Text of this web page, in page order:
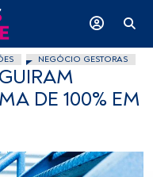
NEGÓCIO GESTORAS
DE 100% EM